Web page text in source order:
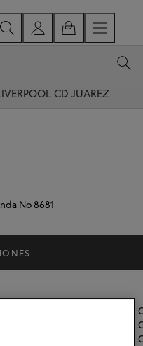
CD JUAREZ
No 8681